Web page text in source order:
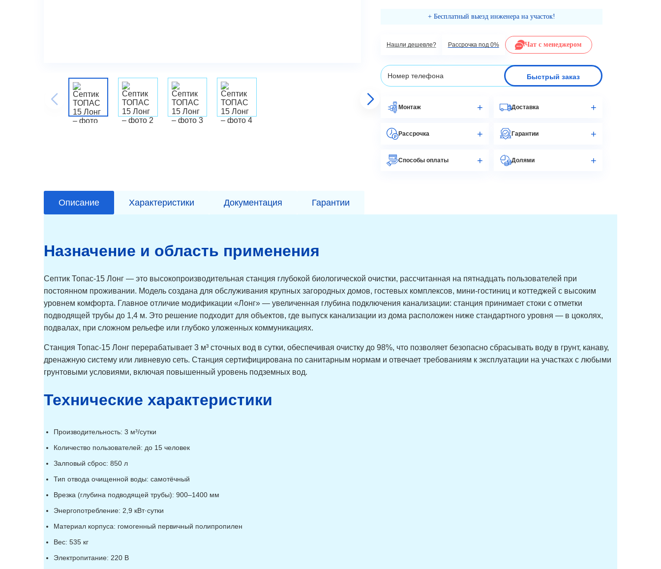
+ Бесплатный выезд инженера на участок!
Нашли дешевле? Рассрочка под 0% Чат с менеджером
Быстрый заказ
Монтаж Доставка
Рассрочка Гарантии
Способы оплаты Долями
Описание Характеристики Документация Гарантии
Назначение и область применения
Септик Топас-15 Лонг — это высокопроизводительная станция глубокой биологической очистки, рассчитанная на пятнадцать пользователей при
постоянном проживании. Модель создана для обслуживания крупных загородных домов, гостевых комплексов, мини-гостиниц и коттеджей с высоким
уровнем комфорта. Главное отличие модификации «Лонг» — увеличенная глубина подключения канализации: станция принимает стоки с отметки
подводящей трубы до 1,4 м. Это решение подходит для объектов, где выпуск канализации из дома расположен ниже стандартного уровня — в цоколях,
подвалах, при сложном рельефе или глубоко уложенных коммуникациях.
Станция Топас-15 Лонг перерабатывает 3 м³ сточных вод в сутки, обеспечивая очистку до 98%, что позволяет безопасно сбрасывать воду в грунт, канаву,
дренажную систему или ливневую сеть. Станция сертифицирована по санитарным нормам и отвечает требованиям к эксплуатации на участках с любыми
грунтовыми условиями, включая повышенный уровень подземных вод.
Технические характеристики
Производительность: 3 м³/сутки
Количество пользователей: до 15 человек
Залповый сброс: 850 л
Тип отвода очищенной воды: самотёчный
Врезка (глубина подводящей трубы): 900–1400 мм
Энергопотребление: 2,9 кВт·сутки
Материал корпуса: гомогенный первичный полипропилен
Вес: 535 кг
Электропитание: 220 В